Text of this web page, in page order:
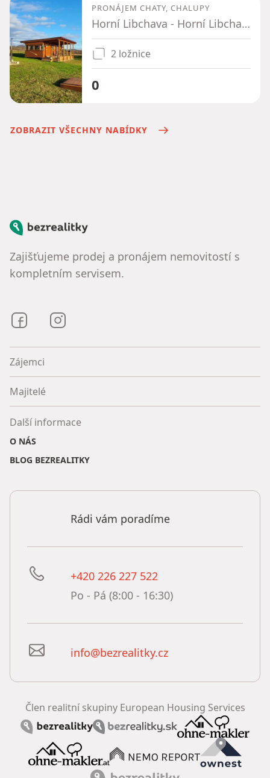
PRONÁJEM CHATY, CHALUPY
Horní Libchava - Horní Libchava, Liberecký kraj
2 ložnice
0
ZOBRAZIT VŠECHNY NABÍDKY
Bezrealitky
Zajišťujeme prodej a pronájem nemovitostí s
kompletním servisem.
Bezrealitky na Facebooku
Zájemci
Majitelé
Další informace
O NÁS
BLOG BEZREALITKY
Rádi vám poradíme
+420 226 227 522
Po - Pá (8:00 - 16:30)
info@bezrealitky.cz
Člen realitní skupiny European Housing Services